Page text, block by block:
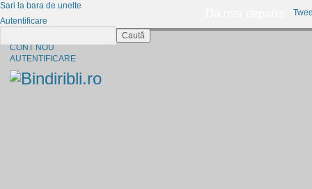
CONT NOU
AUTENTIFICARE
Sari la bara de unelte
Autentificare
Caută